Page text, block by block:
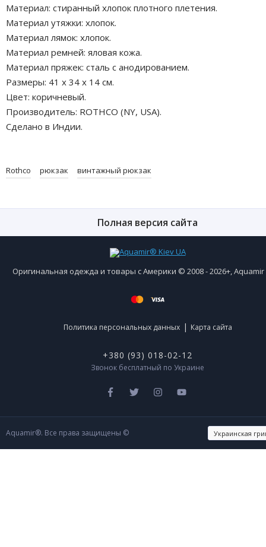
Материал: стиранный хлопок плотного плетения.
Материал утяжки: хлопок.
Материал лямок: хлопок.
Материал ремней: яловая кожа.
Материал пряжек: сталь с анодированием.
Размеры: 41 х 34 х 14 см.
Цвет: коричневый.
Производитель: ROTHCO (NY, USA).
Сделано в Индии.
Rothco рюкзак винтажный рюкзак
Полная версия сайта
Оригинальная одежда и товары с Америки © 2008 - 2026+,
Политика персональных данных | Карта сайта
+380 (93) 018-02-12
Звонок бесплатный по Украине
Aquamir®. Все права защищены ©